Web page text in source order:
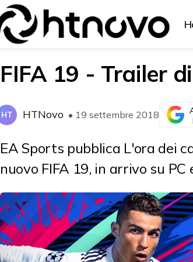
{{POSTS[0].LABEL}}
{{POSTS[0].LABEL}}
FIFA 19 - Trailer
HT HTNovo • 19 settembre 2018
EA Sports pubblica L'ora dei
nuovo FIFA 19, in arrivo su PC